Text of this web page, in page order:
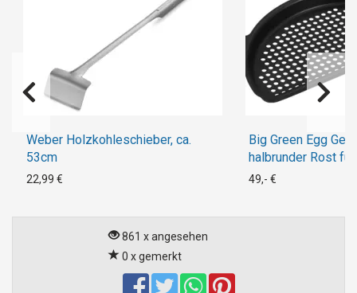
Weber Holzkohleschieber, ca.
53cm
22,99 €
Big Green Egg
halbrunder Rost für
Large
49,- €
861 x angesehen
0 x gemerkt